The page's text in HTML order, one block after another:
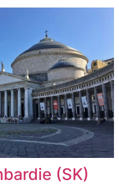
(SK)